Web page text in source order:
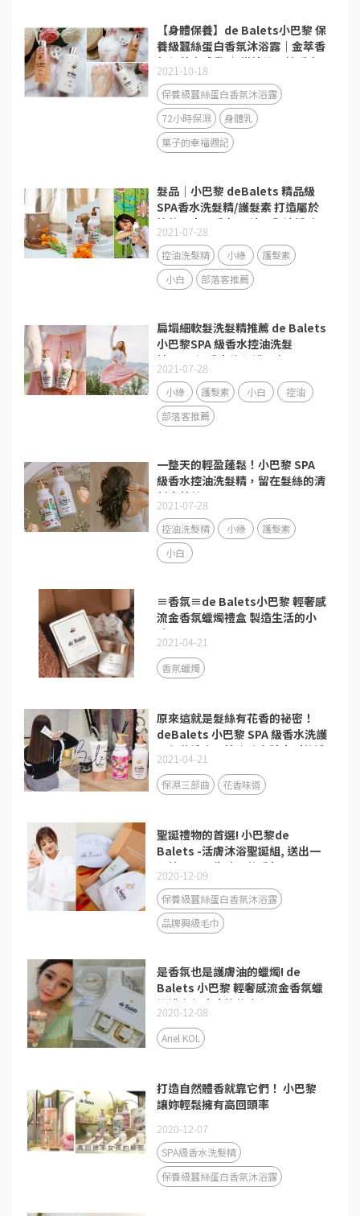
【身體保養】de Balets小巴黎 保
養級蠶絲蛋白香氛沐浴露｜金萃香
氛保養身體乳 ｜ 從沐浴開始愛自
己 打造生活的儀式感
2021-10-18
保養級蠶絲蛋白香氛沐浴露
72小時保濕
身體乳
菓子的幸福週記
髮品│小巴黎 deBalets 精品級
SPA香水洗髮精/護髮素 打造屬於
妳的迷人髮香 揮別油頭與油垢味!
2021-07-28
控油洗髮精 小綠
護髮素
小白
部落客推薦
扁塌細軟髮洗髮精推薦 de Balets
小巴黎SPA 級香水控油洗髮
精/SPA 級香水修復護髮素
2021-07-28
小綠 護髮素 小白
控油
部落客推薦
一整天的輕盈蓬鬆！小巴黎 SPA
級香水控油洗髮精，留在髮絲的清
新小蒼蘭
2021-07-28
控油洗髮精 小綠
護髮素
小白
≡香氛≡de Balets小巴黎 輕奢感
流金香氛蠟燭禮盒 製造生活的小
浪漫
2021-04-21
香氛蠟燭
原來這就是髮絲有花香的祕密！
deBalets 小巴黎 SPA 級香水洗護
三部曲禮盒開箱｜讓女孩尖叫的禮
物推薦
2021-04-21
保濕三部曲 花香味道
聖誕禮物的首選! 小巴黎de
Balets -活膚沐浴聖誕組, 送出一
份簡單又不失浪漫的香氣吧❤
2020-12-09
保養級蠶絲蛋白香氛沐浴露
品牌興級毛巾
是香氛也是護膚油的蠟燭! de
Balets 小巴黎 輕奢感流金香氛蠟
燭禮盒組療癒妳的身心靈♡
2020-12-08
Ariel KOL
打造自然體香就靠它們！ 小巴黎
讓妳輕鬆擁有高回頭率
2020-12-07
SPA級香水洗髮精
保養級蠶絲蛋白香氛沐浴露